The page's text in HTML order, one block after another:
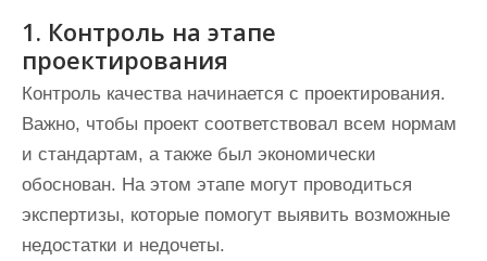
1. Контроль на этапе
проектирования
Контроль качества начинается с проектирования.
Важно, чтобы проект соответствовал всем нормам
и стандартам, а также был экономически
обоснован. На этом этапе могут проводиться
экспертизы, которые помогут выявить возможные
недостатки и недочеты.